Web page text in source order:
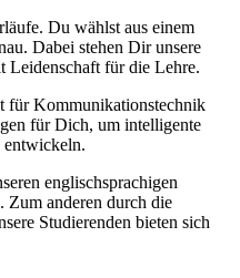
Du wählst aus einem
Dabei stehen Dir unsere
Leidenschaft für die Lehre.
für Kommunikationstechnik
für Dich, um intelligente
entwickeln.
englischsprachigen
anderen durch die
Studierenden bieten sich